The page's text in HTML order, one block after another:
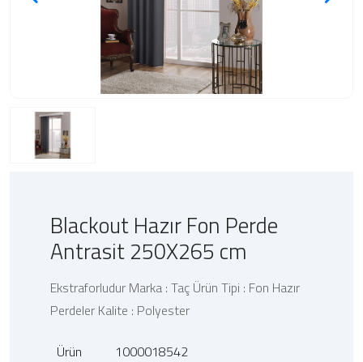
Blackout Hazır Fon Perde
Antrasit 250X265 cm
Ekstraforludur Marka : Taç Ürün Tipi : Fon Hazır
Perdeler Kalite : Polyester
Ürün
1000018542